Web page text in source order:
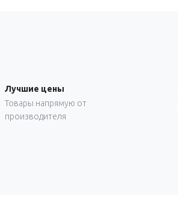
Лучшие цены
Товары напрямую от
производителя